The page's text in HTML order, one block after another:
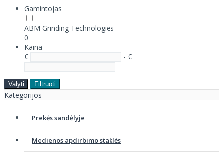
Gamintojas
ABM Grinding Technologies
0
Kaina
€
- €
Valyti Filtruoti
Kategorijos
Prekės sandėlyje
Medienos apdirbimo staklės